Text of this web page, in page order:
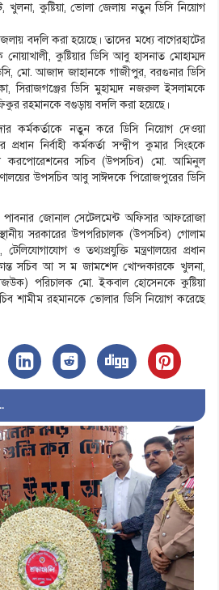
খুলনা, কুষ্টিয়া, ভোলা জেলায় নতুন ডিসি নিয়োগ
বদলি করা হয়েছে। তাদের মধ্যে বাগেরহাটের
কুষ্টিয়ার ডিসি আবু হাসনাত মোহাম্মদ
মো. আজাদ জাহানকে গাজীপুর, বরগুনার ডিসি
সিরাজগঞ্জের ডিসি মুহাম্মদ নজরুল ইসলামকে
রহমানকে বগুড়ায় বদলি করা হয়েছে।
কর্মকর্তাকে নতুন করে ডিসি নিয়োগ দেওয়া
নির্বাহী কর্মকর্তা সন্দ্বীপ কুমার সিংহকে
করপোরেশনের সচিব (উপসচিব) মো. আমিনুল
উপসচিব আবু সাঈদকে পিরোজপুরের ডিসি
জোনাল সেটেলমেন্ট অফিসার আফরোজা
সরকারের উপপরিচালক (উপসচিব) গোলাম
ও তথ্যপ্রযুক্তি মন্ত্রণালয়ের প্রধান
সচিব আ স ম জামশেদ খোন্দকারকে খুলনা,
পরিচালক মো. ইকবাল হোসেনকে কুষ্টিয়া
শামীম রহমানকে ভোলার ডিসি নিয়োগ করেছে